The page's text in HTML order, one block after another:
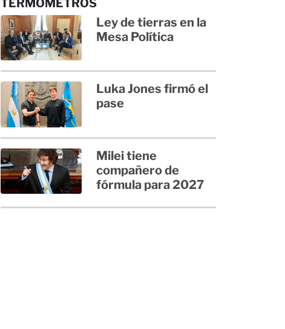
Ley de tierras en la
Mesa Política
Luka Jones firmó el
pase
Milei tiene
compañero de
fórmula para 2027